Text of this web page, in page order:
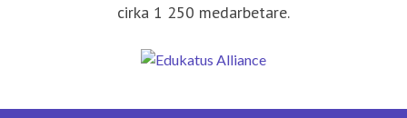
cirka 1 250 medarbetare.